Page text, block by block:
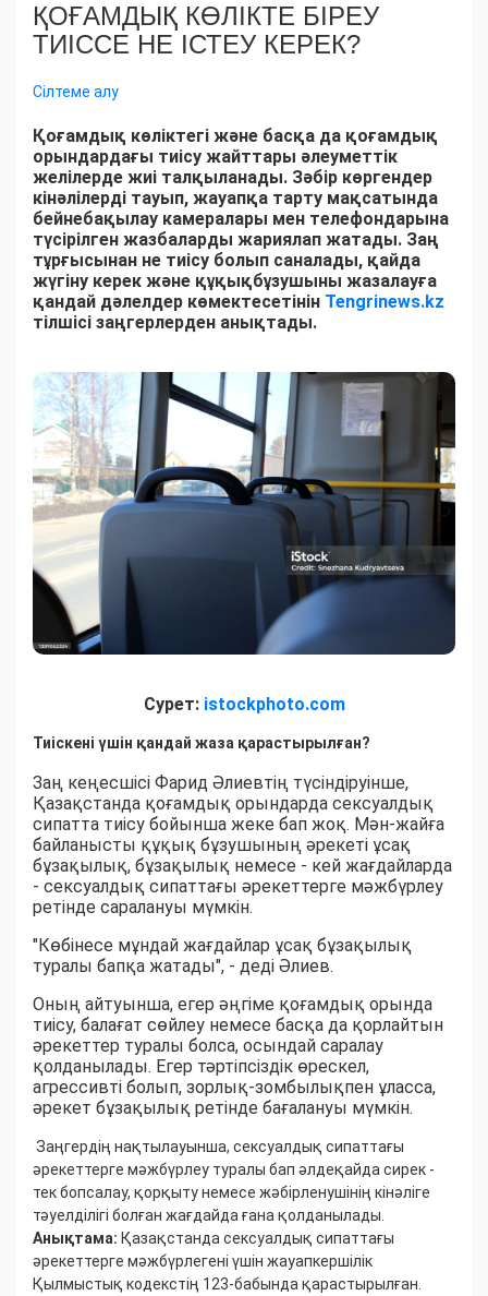
ҚОҒАМДЫҚ КӨЛІКТЕ БІРЕУ
ТИІССЕ НЕ ІСТЕУ КЕРЕК?
Сілтеме алу
Қоғамдық көліктегі және басқа да қоғамдық
орындардағы тиісу жайттары әлеуметтік
желілерде жиі талқыланады. Зәбір көргендер
кінәлілерді тауып, жауапқа тарту мақсатында
бейнебақылау камералары мен телефондарына
түсірілген жазбаларды жариялап жатады. Заң
тұрғысынан не тиісу болып саналады, қайда
жүгіну керек және құқықбұзушыны жазалауға
қандай дәлелдер көмектесетінін Tengrinews.kz
тілшісі заңгерлерден анықтады.
Сурет: istockphoto.com
Тиіскені үшін қандай жаза қарастырылған?
Заң кеңесшісі Фарид Әлиевтің түсіндіруінше,
Қазақстанда қоғамдық орындарда сексуалдық
сипатта тиісу бойынша жеке бап жоқ. Мән-жайға
байланысты құқық бұзушының әрекеті ұсақ
бұзақылық, бұзақылық немесе - кей жағдайларда
- сексуалдық сипаттағы әрекеттерге мәжбүрлеу
ретінде саралануы мүмкін.
"Көбінесе мұндай жағдайлар ұсақ бұзақылық
туралы бапқа жатады", - деді Әлиев.
Оның айтуынша, егер әңгіме қоғамдық орында
тиісу, балағат сөйлеу немесе басқа да қорлайтын
әрекеттер туралы болса, осындай саралау
қолданылады. Егер тәртіпсіздік өрескел,
агрессивті болып, зорлық-зомбылықпен ұласса,
әрекет бұзақылық ретінде бағалануы мүмкін.
Заңгердің нақтылауынша, сексуалдық сипаттағы
әрекеттерге мәжбүрлеу туралы бап әлдеқайда сирек -
тек бопсалау, қорқыту немесе жәбірленушінің кінәліге
тәуелділігі болған жағдайда ғана қолданылады.
Анықтама: Қазақстанда сексуалдық сипаттағы
әрекеттерге мәжбүрлегені үшін жауапкершілік
Қылмыстық кодекстің 123-бабында қарастырылған.